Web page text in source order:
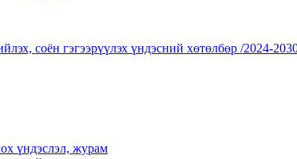
соён гэгээрүүлэх үндэсний хөтөлбөр /2024-
үндэслэл, журам